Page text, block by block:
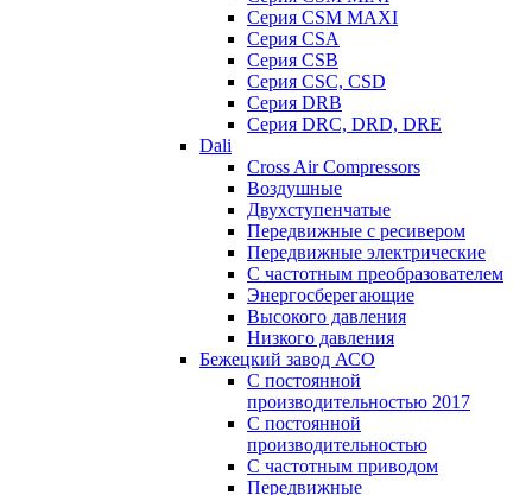
Серия CSM MAXI
Серия CSA
Серия CSB
Серия CSC, CSD
Серия DRB
Серия DRC, DRD, DRE
Dali
Cross Air Compressors
Воздушные
Двухступенчатые
Передвижные с ресивером
Передвижные электрические
С частотным преобразователем
Энергосберегающие
Высокого давления
Низкого давления
Бежецкий завод АСО
C постоянной
производительностью 2017
C постоянной
производительностью
С частотным приводом
Передвижные